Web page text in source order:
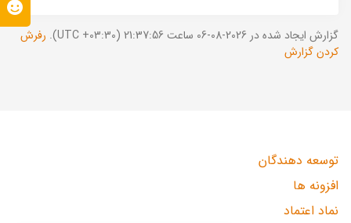
گزارش ایجاد شده در 2026-08-06 ساعت 21:37:56 (UTC +03:30).
رفرش
کردن گزارش
توسعه دهندگان
افزونه ها
نماد اعتماد